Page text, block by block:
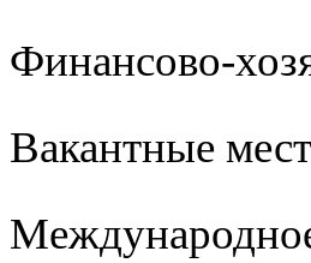
Финансово-
Вакантные